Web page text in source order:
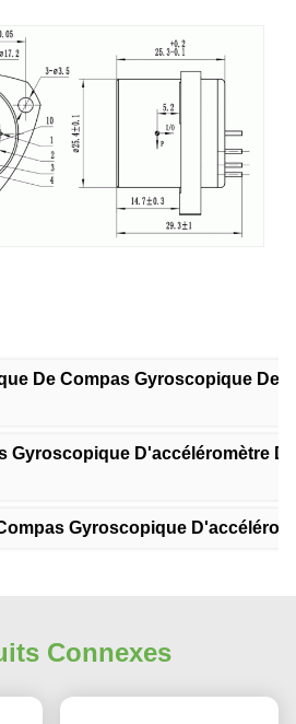
De Compas Gyroscopique De
Gyroscopique D'accéléromètre
Gyroscopique
Connexes